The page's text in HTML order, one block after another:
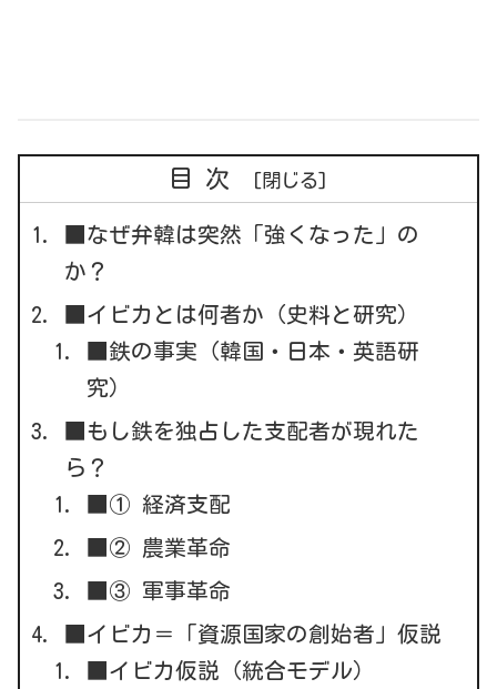
目次
■なぜ弁韓は突然「強くなった」の
か？
■イビカとは何者か（史料と研究）
■鉄の事実（韓国・日本・英語研
究）
■もし鉄を独占した支配者が現れた
ら？
■① 経済支配
■② 農業革命
■③ 軍事革命
■イビカ＝「資源国家の創始者」仮説
■イビカ仮説（統合モデル）